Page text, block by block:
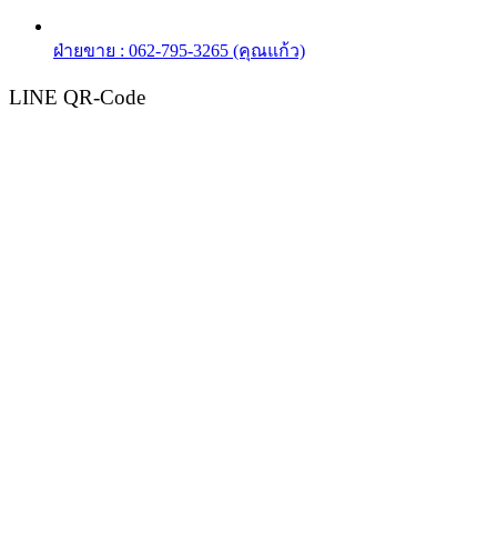
ฝ่ายขาย : 062-795-3265 (คุณแก้ว)
LINE QR-Code